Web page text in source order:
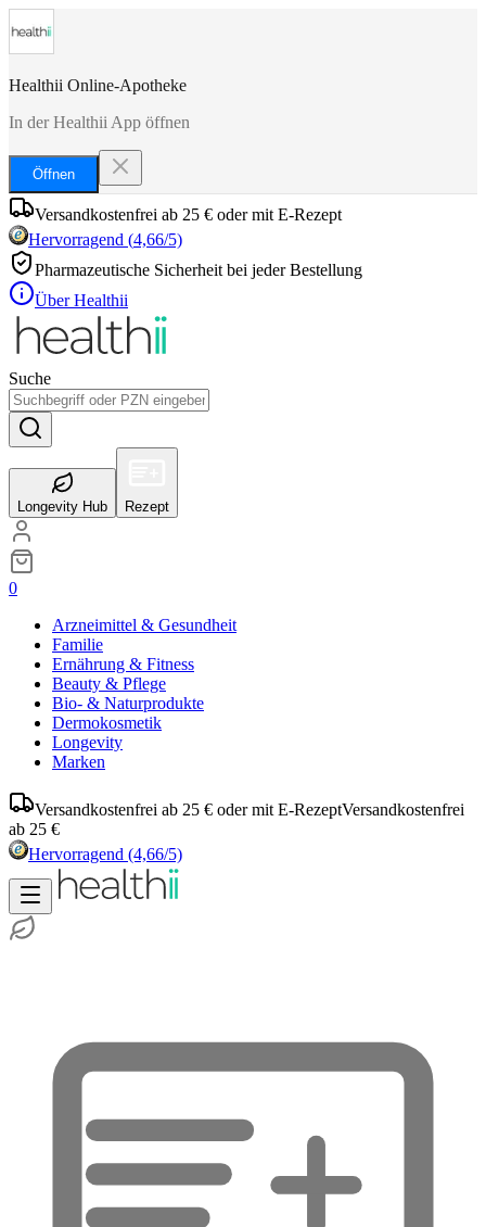
Healthii Online-Apotheke
In der Healthii App öffnen
Öffnen
Versandkostenfrei ab 25 € oder mit E-Rezept
Hervorragend (4,66/5)
Pharmazeutische Sicherheit bei jeder Bestellung
Über Healthii
Suche
Longevity Hub Rezept
0
Arzneimittel & Gesundheit
Familie
Ernährung & Fitness
Beauty & Pflege
Bio- & Naturprodukte
Dermokosmetik
Longevity
Marken
Versandkostenfrei ab 25 € oder mit E-RezeptVersandkostenfrei
ab 25 €
Hervorragend (4,66/5)